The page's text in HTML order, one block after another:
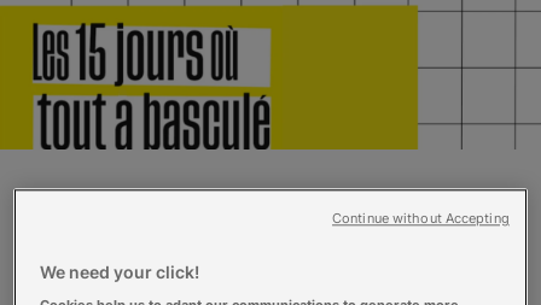
Personne ne voulait croire la rumeur et
troupes russes entrent bel et bien en Ukraine
sous le regard consterné de la communauté
We need your click!
Continue without Accepting